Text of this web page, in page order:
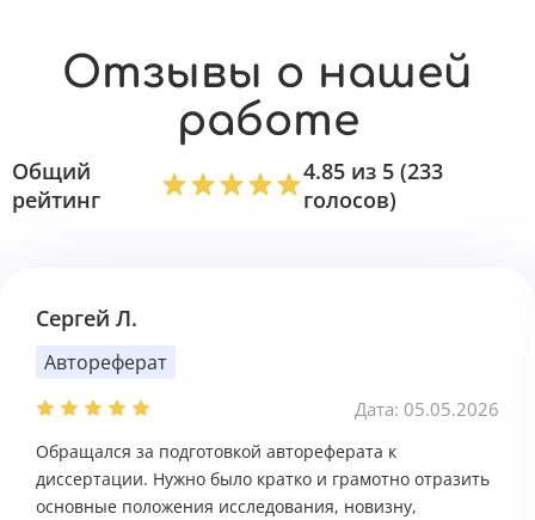
Отзывы о нашей
работе
Общий
рейтинг
4.85 из 5 (233
голосов)
Сергей Л.
Автореферат
Дата: 05.05.2026
Обращался за подготовкой автореферата к
диссертации. Нужно было кратко и грамотно отразить
основные положения исследования, новизну,